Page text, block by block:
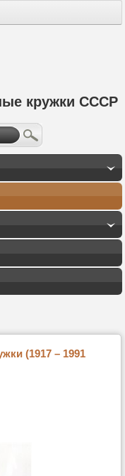
кружки СССР
(1917 – 1991